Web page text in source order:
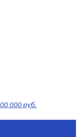
000 руб.